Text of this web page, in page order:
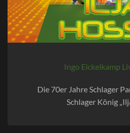
Ingo Eickelkamp
Die 70er Jahre Schlager
Schlager König